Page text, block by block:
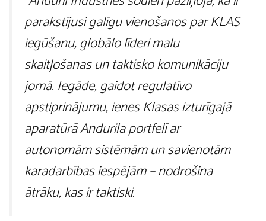
parakstījusi galīgu vienošanos par KLAS
iegūšanu, globālo līderi malu
skaitļošanas un taktisko komunikāciju
jomā. Iegāde, gaidot regulatīvo
apstiprinājumu, ienes Klasas izturīgajā
aparatūrā Andurila portfelī ar
autonomām sistēmām un savienotām
karadarbības iespējām – nodrošina
ātrāku, kas ir taktiski.